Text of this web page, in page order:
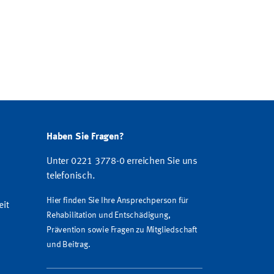
Haben Sie Fragen?
Unter 0221 3778-0 erreichen Sie uns
telefonisch.
Hier finden Sie Ihre Ansprechperson für
Rehabilitation und Entschädigung,
Prävention sowie Fragen zu Mitgliedschaft
und Beitrag.